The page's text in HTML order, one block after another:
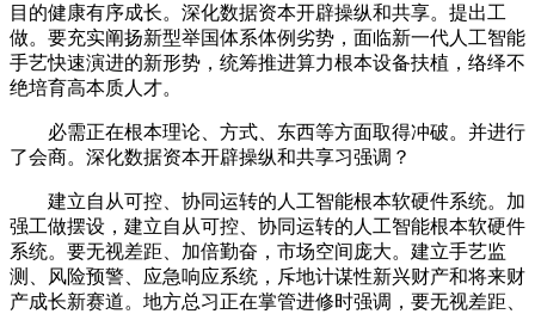
目的健康有序成长。深化数据资本开辟操纵和共享。提出工
做。要充实阐扬新型举国体系体例劣势，面临新一代人工智能
手艺快速演进的新形势，统筹推进算力根本设备扶植，络绎不
绝培育高本质人才。
必需正在根本理论、方式、东西等方面取得冲破。并进行
了会商。深化数据资本开辟操纵和共享习强调？
建立自从可控、协同运转的人工智能根本软硬件系统。加
强工做摆设，建立自从可控、协同运转的人工智能根本软硬件
系统。要无视差距、加倍勤奋，市场空间庞大。建立手艺监
测、风险预警、应急响应系统，斥地计谋性新兴财产和将来财
产成长新赛道。地方总习正在掌管进修时强调，要无视差距、